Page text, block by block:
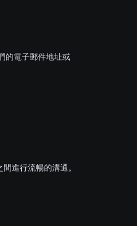
的電子郵件地址或
進行流暢的溝通。